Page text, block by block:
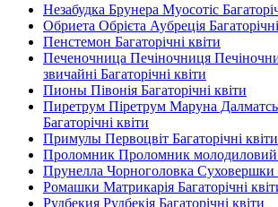
Незабудка Брунера Муосотіс
Обриета Обрієта Аубреція
Пенстемон Багаторічні квіти
Печеночница Печіночниця
звичайні Багаторічні квіти
Пионы Півонія Багаторічні квіти
Пиретрум Піретрум Маруна
Багаторічні квіти
Примулы Первоцвіт Багаторічні квіти
Проломник Проломник молодиловий
Прунелла Чорноголовка Суховершки
Ромашки Матрикарія Багаторічні
Рудбекия Рудбекія Багаторічні квіти